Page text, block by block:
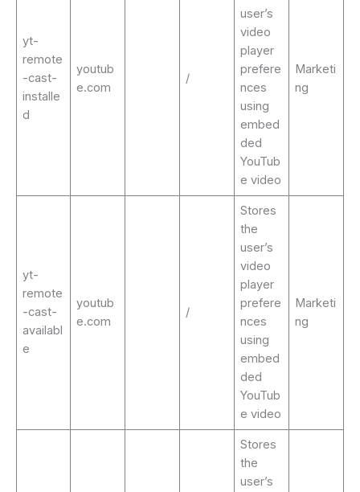
yt-
remote
-cast-
installe
d
youtub
e.com
/
user’s
video
player
prefere
nces
using
embed
ded
YouTub
e video
Marketi
ng
yt-
remote
-cast-
availabl
e
youtub
e.com
/
Stores
the
user’s
video
player
prefere
nces
using
embed
ded
YouTub
e video
Marketi
ng
Stores
the
user’s